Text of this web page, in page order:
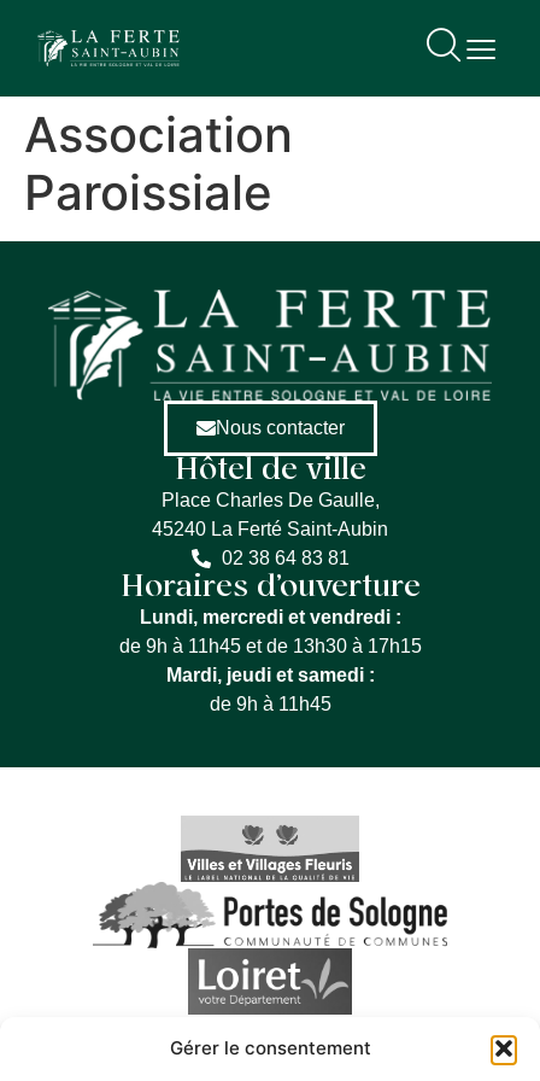
Gérer le consentement
principal
Association
Paroissiale
Nous contacter
Hôtel de ville
Place Charles De Gaulle,
45240 La Ferté Saint-Aubin
02 38 64 83 81
Horaires d’ouverture
Lundi, mercredi et vendredi :
de 9h à 11h45 et de 13h30 à 17h15
Mardi, jeudi et samedi :
de 9h à 11h45